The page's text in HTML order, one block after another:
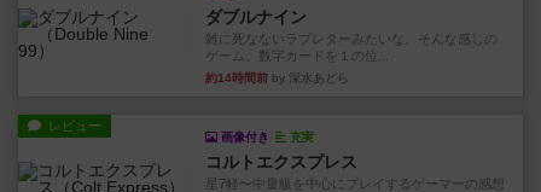
ダブルナイン
雑に死なないラブレターみたいな、そんな感じの
ゲーム。数字カードを１の位...
約14時間前 by 深水あどら
レビュー
画像付き 充実
コルトエクスプレス
星7軽〜中量級を中心にプレイするゲーマーの感想